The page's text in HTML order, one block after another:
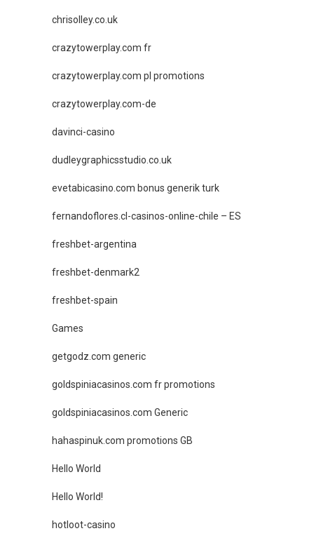
chrisolley.co.uk
crazytowerplay.com fr
crazytowerplay.com pl promotions
crazytowerplay.com-de
davinci-casino
dudleygraphicsstudio.co.uk
evetabicasino.com bonus generik turk
fernandoflores.cl-casinos-online-chile – ES
freshbet-argentina
freshbet-denmark2
freshbet-spain
Games
getgodz.com generic
goldspiniacasinos.com fr promotions
goldspiniacasinos.com Generic
hahaspinuk.com promotions GB
Hello World
Hello World!
hotloot-casino